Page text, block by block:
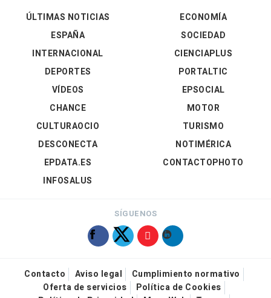
ÚLTIMAS NOTICIAS
ESPAÑA
INTERNACIONAL
DEPORTES
VÍDEOS
ECONOMÍA
SOCIEDAD
CIENCIAPLUS
PORTALTIC
EPSOCIAL
CHANCE
CULTURAOCIO
DESCONECTA
EPDATA.ES
INFOSALUS
MOTOR
TURISMO
NOTIMÉRICA
CONTACTOPHOTO
SÍGUENOS
Contacto Aviso legal
Cumplimiento normativo
Oferta de servicios
Política de Cookies